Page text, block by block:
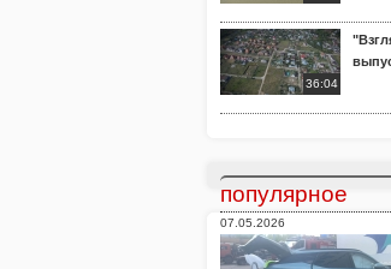
36:04
популярное
07.05.2026